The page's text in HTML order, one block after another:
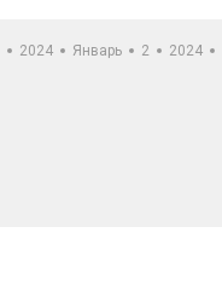
2024 Январь 2 2024